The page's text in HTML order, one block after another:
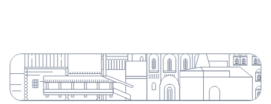
阅读更多有用的资料 城市 科尔丘吉诺